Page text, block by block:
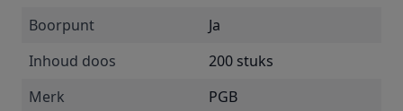
Boorpunt
Ja
Inhoud doos
200 stuks
Merk
PGB